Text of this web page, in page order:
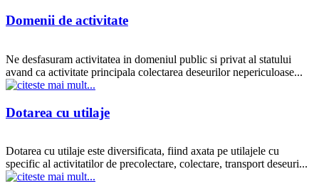
Domenii de activitate
Ne desfasuram activitatea in domeniul public si privat al statului
avand ca activitate principala colectarea deseurilor nepericuloase...
Dotarea cu utilaje
Dotarea cu utilaje este diversificata, fiind axata pe utilajele cu
specific al activitatilor de precolectare, colectare, transport deseuri...